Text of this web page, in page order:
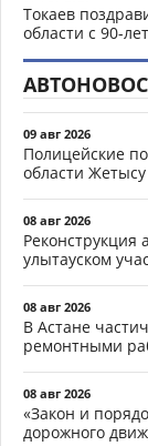
Токаев
области с 90-
09 авг 2026
Полицейские
области Жетысу
08 авг 2026
Реконструкция
улытауском
08 авг 2026
В Астане
ремонтными
08 авг 2026
«Закон и
дорожного